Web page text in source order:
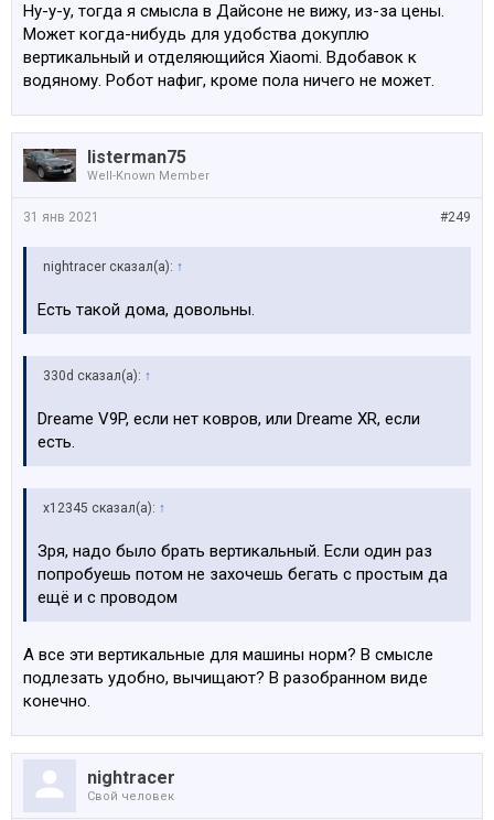
Ну-у-у, тогда я смысла в Дайсоне не вижу, из-за цены.
Может когда-нибудь для удобства докуплю
вертикальный и отделяющийся Xiaomi. Вдобавок к
водяному. Робот нафиг, кроме пола ничего не может.
listerman75
Well-Known Member
#249
31 янв 2021
nightracer сказал(а): ↑
Есть такой дома, довольны.
330d сказал(а): ↑
Dreame V9P, если нет ковров, или Dreame XR, если
есть.
x12345 сказал(а): ↑
Зря, надо было брать вертикальный. Если один раз
попробуешь потом не захочешь бегать с простым да
ещё и с проводом
А все эти вертикальные для машины норм? В смысле
подлезать удобно, вычищают? В разобранном виде
конечно.
nightracer
Свой человек